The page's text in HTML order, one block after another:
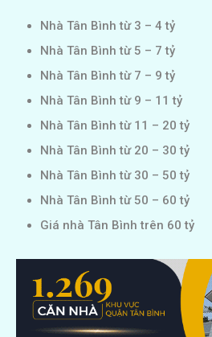
Nhà Tân Bình từ 3 – 4 tỷ
Nhà Tân Bình từ 5 – 7 tỷ
Nhà Tân Bình từ 7 – 9 tỷ
Nhà Tân Bình từ 9 – 11 tỷ
Nhà Tân Bình từ 11 – 20 tỷ
Nhà Tân Bình từ 20 – 30 tỷ
Nhà Tân Bình từ 30 – 50 tỷ
Nhà Tân Bình từ 50 – 60 tỷ
Giá nhà Tân Bình trên 60 tỷ